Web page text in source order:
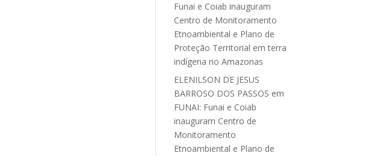
Funai e Coiab inauguram
Centro de Monitoramento
Etnoambiental e Plano de
Proteção Territorial em terra
indígena no Amazonas
ELENILSON DE JESUS
BARROSO DOS PASSOS em
FUNAI: Funai e Coiab
inauguram Centro de
Monitoramento
Etnoambiental e Plano de